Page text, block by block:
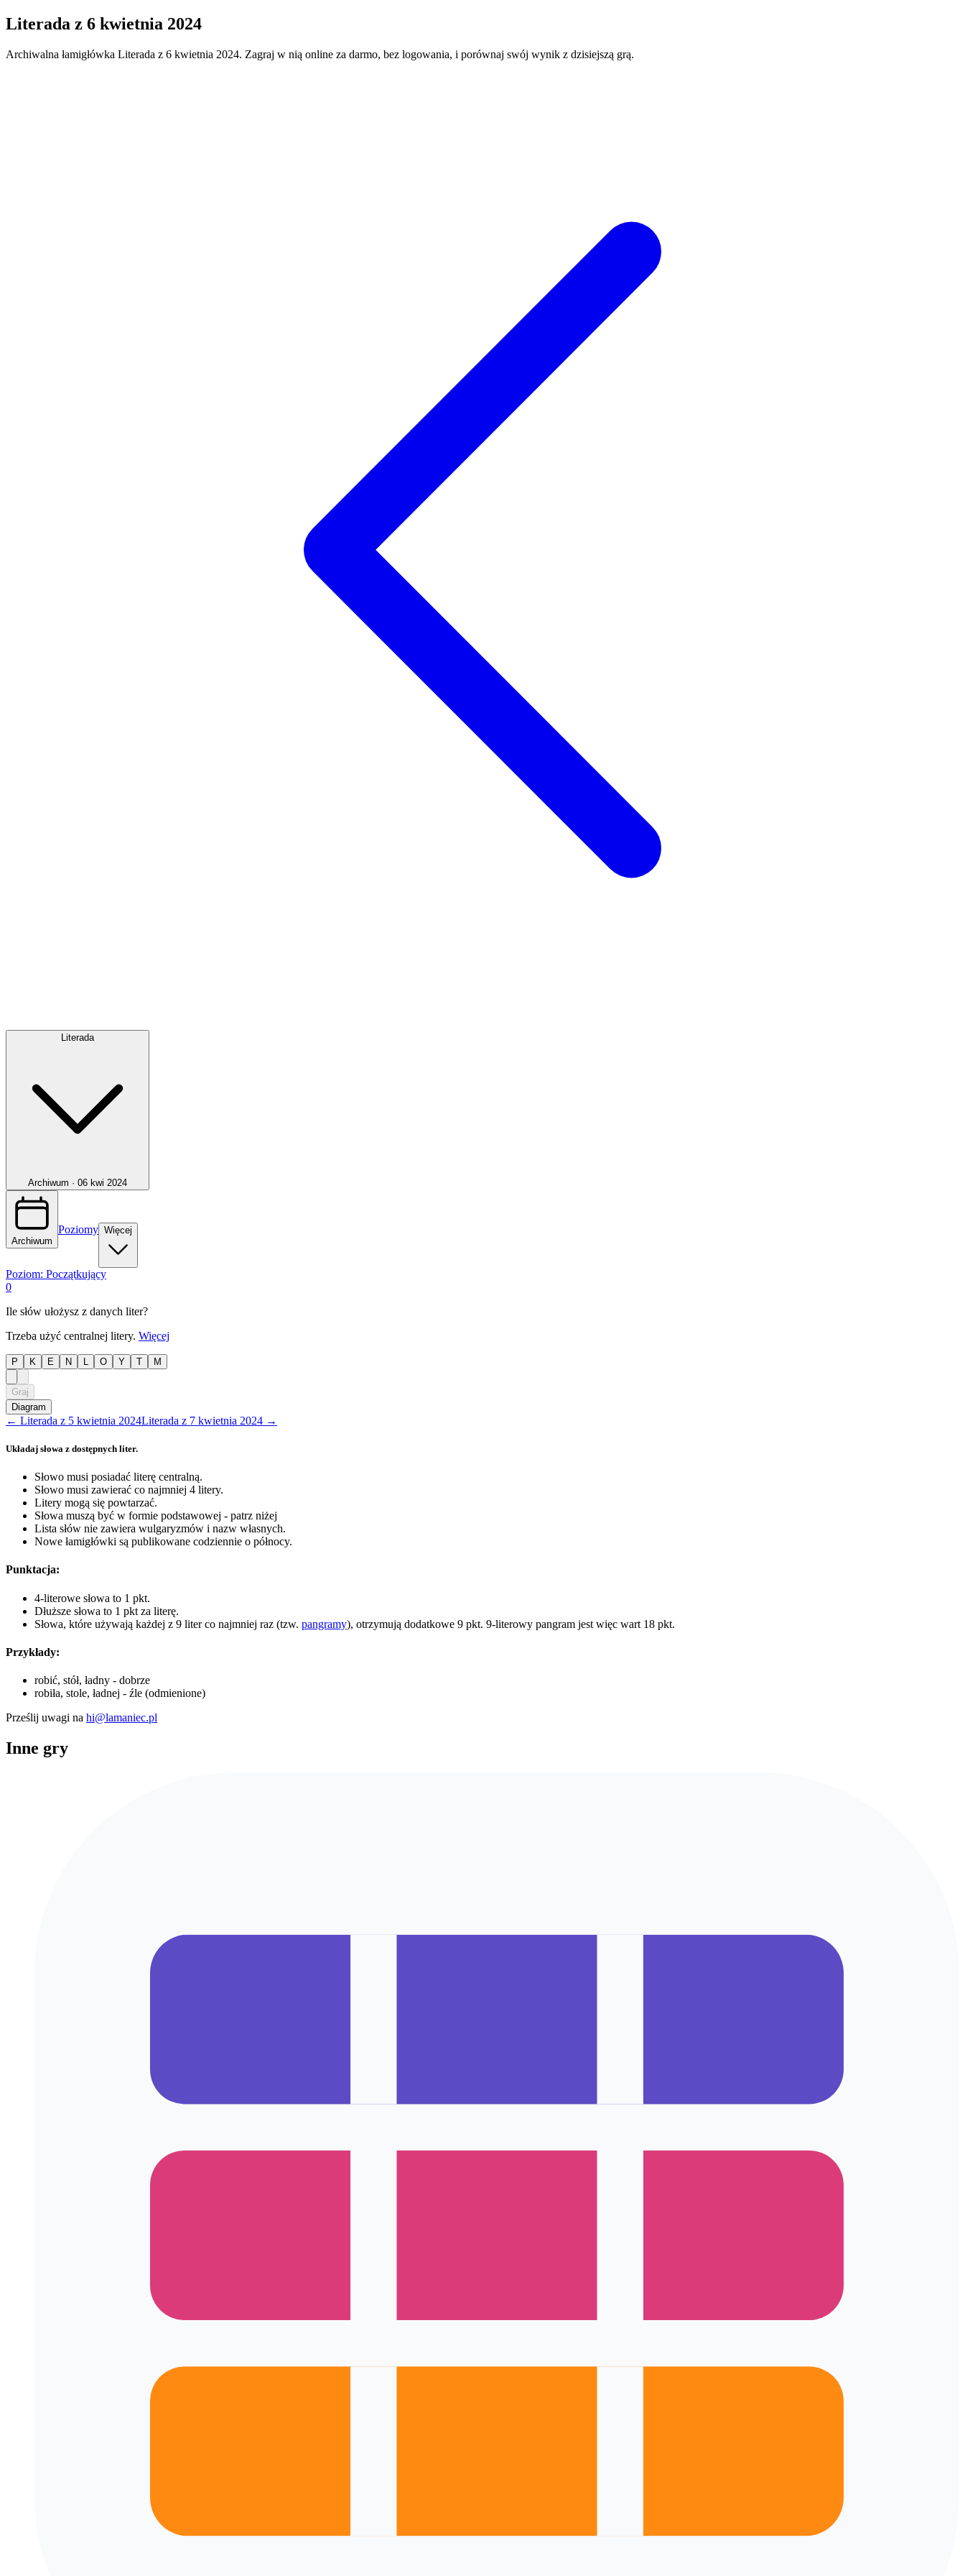
Literada z 6 kwietnia 2024
Archiwalna łamigłówka Literada z 6 kwietnia 2024. Zagraj w nią online za darmo, bez logowania, i porównaj swój wynik z dzisiejszą grą.
Literada
Archiwum · 06 kwi 2024
Archiwum
Poziomy Więcej
Poziom: Początkujący
0
Ile słów ułożysz z danych liter?
Trzeba użyć centralnej litery. Więcej
P K E N O Y T M
Graj
Diagram
← Literada z 5 kwietnia 2024Literada z 7 kwietnia 2024 →
Układaj słowa z dostępnych liter.
Słowo musi posiadać literę centralną.
Słowo musi zawierać co najmniej 4 litery.
Litery mogą się powtarzać.
Słowa muszą być w formie podstawowej - patrz niżej
Lista słów nie zawiera wulgaryzmów i nazw własnych.
Nowe łamigłówki są publikowane codziennie o północy.
Punktacja:
4-literowe słowa to 1 pkt.
Dłuższe słowa to 1 pkt za literę.
Słowa, które używają każdej z 9 liter co najmniej raz (tzw. pangramy), otrzymują dodatkowe 9 pkt. 9-literowy pangram jest więc wart 18 pkt.
Przykłady:
robić, stół, ładny - dobrze
robiła, stole, ładnej - źle (odmienione)
Prześlij uwagi na hi@lamaniec.pl
Inne gry